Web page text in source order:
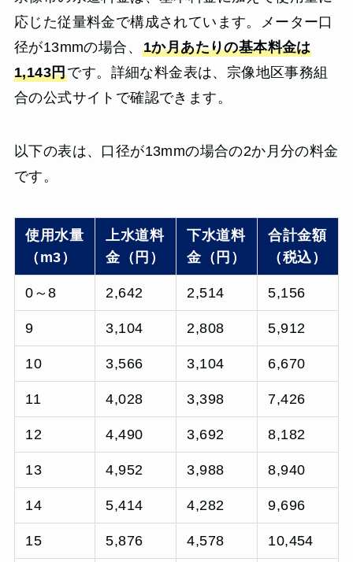
応じた従量料金で構成されています。メーター口
径が13mmの場合、 1か月あたりの基本料金は
1,143円です。詳細な料金表は、宗像地区事務組
合の公式サイトで確認できます。
以下の表は、口径が13mmの場合の2か月分の料金
です。
使用水量
（m3）
上水道料
金（円）
下水道料
金（円）
合計金額
（税込）
0～8 2,642 2,514 5,156
9 3,104 2,808 5,912
10 3,566 3,104 6,670
11 4,028 3,398 7,426
12 4,490 3,692 8,182
13 4,952 3,988 8,940
14 5,414 4,282 9,696
15 5,876 4,578 10,454